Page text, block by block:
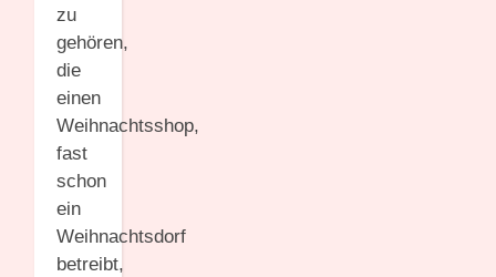
zu
gehören,
die
einen
Weihnachtsshop,
fast
schon
ein
Weihnachtsdorf
betreibt,